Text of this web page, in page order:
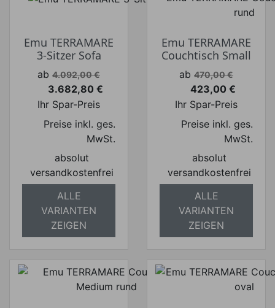
Emu TERRAMARE
3-Sitzer Sofa
Verkaufspreis
ab 4.092,00 €
Preis
3.682,80 €
Ihr Spar-Preis
Preise inkl. ges.
MwSt.
absolut
versandkostenfrei
ALLE
VARIANTEN
ZEIGEN
Emu TERRAMARE
Couchtisch Small
Verkaufspreis
ab 470,00 €
Preis
423,00 €
Ihr Spar-Preis
Preise inkl. ges.
MwSt.
absolut
versandkostenfrei
ALLE
VARIANTEN
ZEIGEN